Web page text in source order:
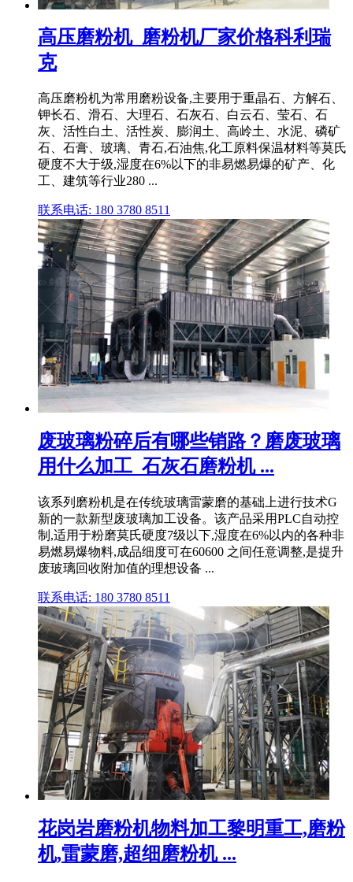
高压磨粉机_磨粉机厂家价格科利瑞
克
高压磨粉机为常用磨粉设备,主要用于重晶石、方解石、
钾长石、滑石、大理石、石灰石、白云石、莹石、石
灰、活性白土、活性炭、膨润土、高岭土、水泥、磷矿
石、石膏、玻璃、青石,石油焦,化工原料保温材料等莫氏
硬度不大于级,湿度在6%以下的非易燃易爆的矿产、化
工、建筑等行业280 ...
联系电话: 180 3780 8511
废玻璃粉碎后有哪些销路？磨废玻璃
用什么加工_石灰石磨粉机 ...
该系列磨粉机是在传统玻璃雷蒙磨的基础上进行技术G
新的一款新型废玻璃加工设备。该产品采用PLC自动控
制,适用于粉磨莫氏硬度7级以下,湿度在6%以内的各种非
易燃易爆物料,成品细度可在60600 之间任意调整,是提升
废玻璃回收附加值的理想设备 ...
联系电话: 180 3780 8511
花岗岩磨粉机物料加工黎明重工,磨粉
机,雷蒙磨,超细磨粉机 ...